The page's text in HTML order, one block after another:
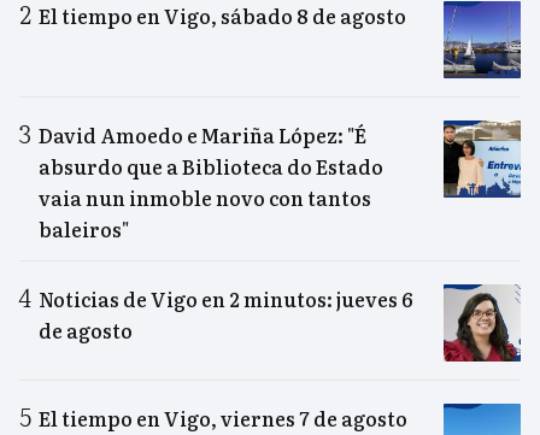
El tiempo en Vigo, sábado 8 de agosto
David Amoedo e Mariña López: "É
absurdo que a Biblioteca do Estado
vaia nun inmoble novo con tantos
baleiros"
Noticias de Vigo en 2 minutos: jueves 6
de agosto
El tiempo en Vigo, viernes 7 de agosto